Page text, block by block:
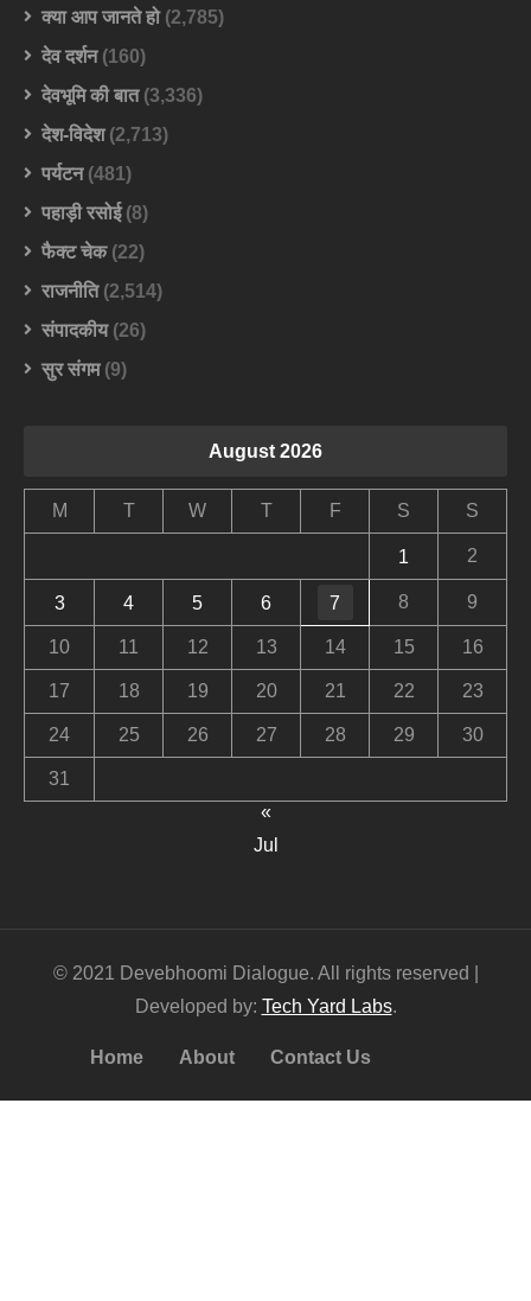
क्या आप जानते हो(2,785)
देव दर्शन(160)
देवभूमि की बात(3,336)
देश-विदेश(2,713)
पर्यटन(481)
पहाड़ी रसोई(8)
फैक्ट चेक(22)
राजनीति(2,514)
संपादकीय(26)
सुर संगम(9)
August 2026
M T W T F S S
1 2
3 4 5 6 7 8 9
10 11 12 13 14 15 16
17 18 19 20 21 22 23
24 25 26 27 28 29 30
31
«
Jul
© 2021 Devebhoomi Dialogue. All rights reserved |
Developed by: Tech Yard Labs.
Home About Contact Us